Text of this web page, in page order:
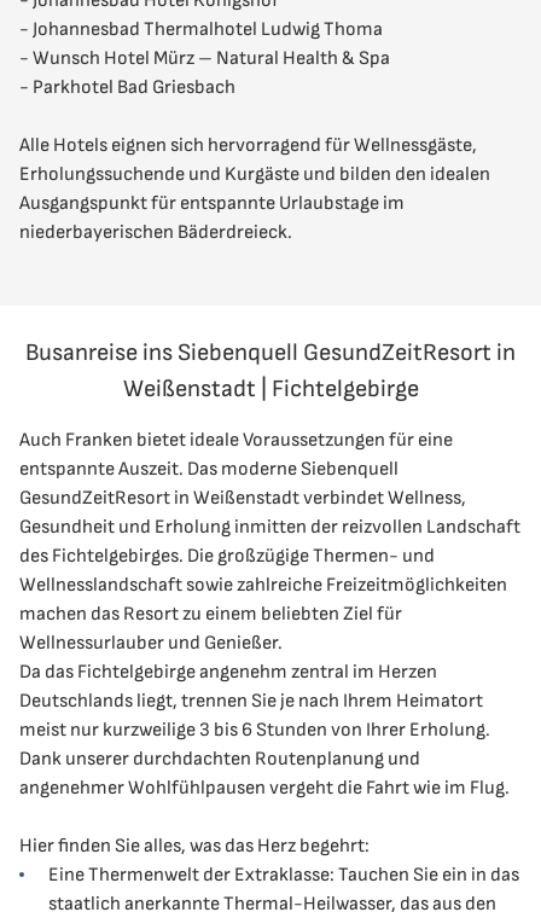
- Johannesbad Thermalhotel Ludwig Thoma
- Wunsch Hotel Mürz – Natural Health & Spa
- Parkhotel Bad Griesbach
Alle Hotels eignen sich hervorragend für Wellnessgäste,
Erholungssuchende und Kurgäste und bilden den idealen
Ausgangspunkt für entspannte Urlaubstage im
niederbayerischen Bäderdreieck.
Busanreise ins Siebenquell GesundZeitResort in
Weißenstadt | Fichtelgebirge
Auch Franken bietet ideale Voraussetzungen für eine
entspannte Auszeit. Das moderne Siebenquell
GesundZeitResort in Weißenstadt verbindet Wellness,
Gesundheit und Erholung inmitten der reizvollen Landschaft
des Fichtelgebirges. Die großzügige Thermen- und
Wellnesslandschaft sowie zahlreiche Freizeitmöglichkeiten
machen das Resort zu einem beliebten Ziel für
Wellnessurlauber und Genießer.
Da das Fichtelgebirge angenehm zentral im Herzen
Deutschlands liegt, trennen Sie je nach Ihrem Heimatort
meist nur kurzweilige 3 bis 6 Stunden von Ihrer Erholung.
Dank unserer durchdachten Routenplanung und
angenehmer Wohlfühlpausen vergeht die Fahrt wie im Flug.
Hier finden Sie alles, was das Herz begehrt:
Eine Thermenwelt der Extraklasse: Tauchen Sie ein in das
staatlich anerkannte Thermal-Heilwasser, das aus den